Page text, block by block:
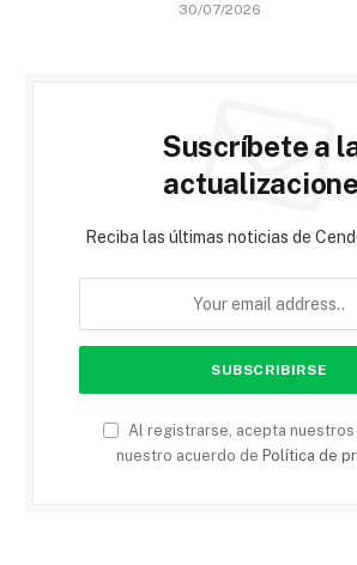
30/07/2026
Suscríbete a
Reciba las últimas noticias de
Al registrarse, acepta
nuestro acuerdo de Política de